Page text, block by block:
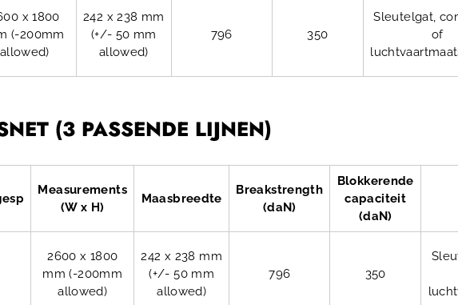
x 1800
(-200mm
allowed)
242 x 238 mm
(+/- 50 mm
allowed)
796 350
Sleutelgat,
of
(3 PASSENDE LIJNEN)
Measurements
(W x H)
Maasbreedte
Breakstrength
(daN)
Blokkerende
capaciteit
(daN)
2600 x 1800
mm (-200mm
allowed)
242 x 238 mm
(+/- 50 mm
allowed)
796 350